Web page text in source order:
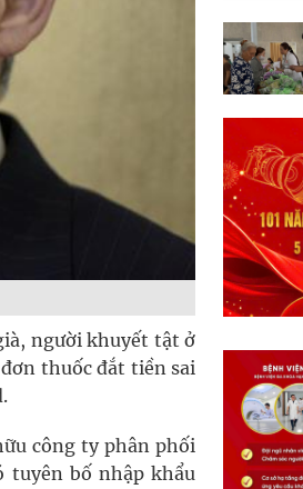
người khuyết tật ở
thuốc đắt tiền sai
công ty phân phối
tuyên bố nhập khẩu